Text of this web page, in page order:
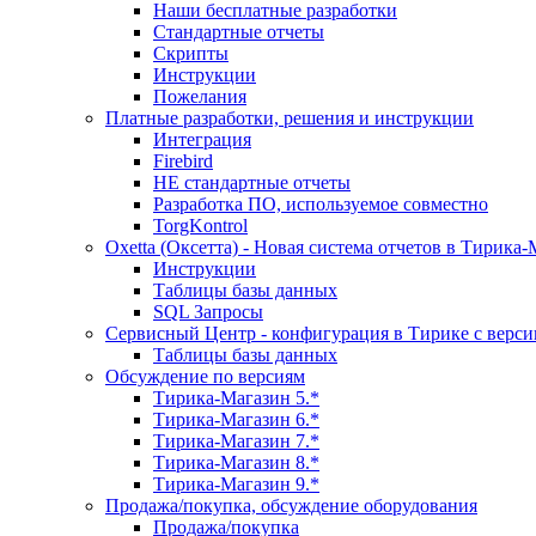
Наши бесплатные разработки
Стандартные отчеты
Скрипты
Инструкции
Пожелания
Платные разработки, решения и инструкции
Интеграция
Firebird
НЕ стандартные отчеты
Разработка ПО, используемое совместно
TorgKontrol
Oxetta (Оксетта) - Новая система отчетов в Тирика-
Инструкции
Таблицы базы данных
SQL Запросы
Сервисный Центр - конфигурация в Тирике с
Таблицы базы данных
Обсуждение по версиям
Тирика-Магазин 5.*
Тирика-Магазин 6.*
Тирика-Магазин 7.*
Тирика-Магазин 8.*
Тирика-Магазин 9.*
Продажа/покупка, обсуждение оборудования
Продажа/покупка